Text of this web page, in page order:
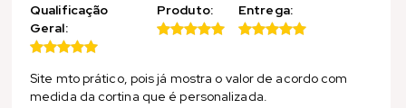
Qualificação
Geral:
Produto: Entrega:
Site mto prático, pois já mostra o valor de acordo com
medida da cortina que é personalizada.